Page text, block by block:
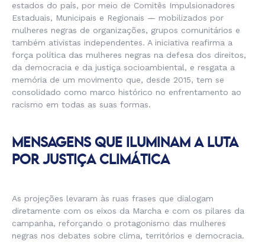
estados do país, por meio de Comitês Impulsionadores
Estaduais, Municipais e Regionais — mobilizados por
mulheres negras de organizações, grupos comunitários e
também ativistas independentes. A iniciativa reafirma a
força política das mulheres negras na defesa dos direitos,
da democracia e da justiça socioambiental, e resgata a
memória de um movimento que, desde 2015, tem se
consolidado como marco histórico no enfrentamento ao
racismo em todas as suas formas.
MENSAGENS QUE ILUMINAM A LUTA
POR JUSTIÇA CLIMÁTICA
As projeções levaram às ruas frases que dialogam
diretamente com os eixos da Marcha e com os pilares da
campanha, reforçando o protagonismo das mulheres
negras nos debates sobre clima, territórios e democracia.